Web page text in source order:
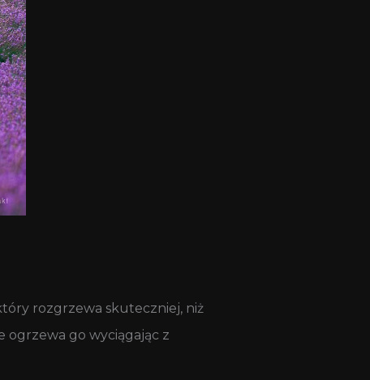
rozgrzewa skuteczniej, niż
ogrzewa go wyciągając z